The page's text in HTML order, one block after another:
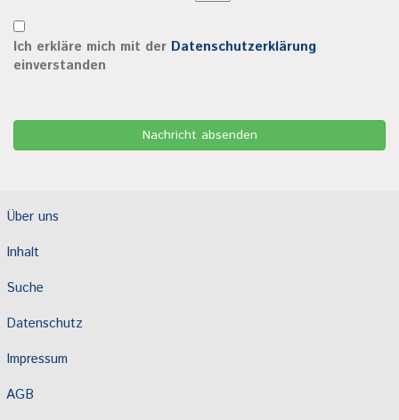
Ich erkläre mich mit der Datenschutzerklärung
einverstanden
Über uns
Inhalt
Suche
Datenschutz
Impressum
AGB